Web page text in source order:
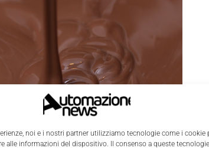
noi e i nostri partner utilizziamo tecnologie come i cookie
alle informazioni del dispositivo. Il consenso a queste